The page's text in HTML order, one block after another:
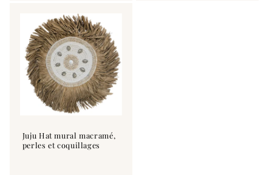
Juju Hat mural macramé,
perles et coquillages